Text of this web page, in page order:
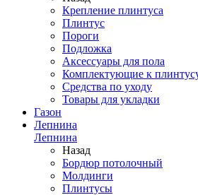
Крепление плинтуса
Плинтус
Пороги
Подложка
Аксессуары для пола
Комплектующие к
Средства по уходу
Товары для укладки
Газон
Лепнина
Лепнина
Назад
Бордюр потолочный
Молдинги
Плинтусы